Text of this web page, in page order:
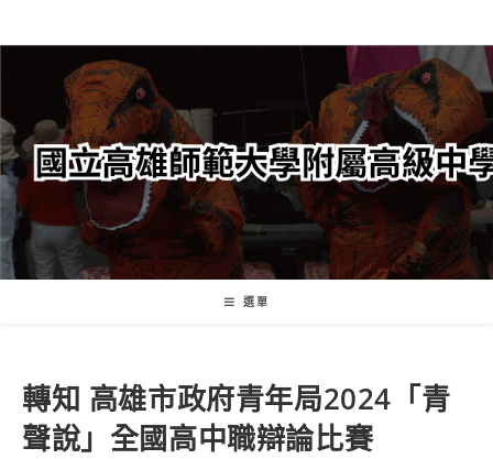
轉
要
內
容
選單
轉知 高雄市政府青年局2024「青
聲說」全國高中職辯論比賽